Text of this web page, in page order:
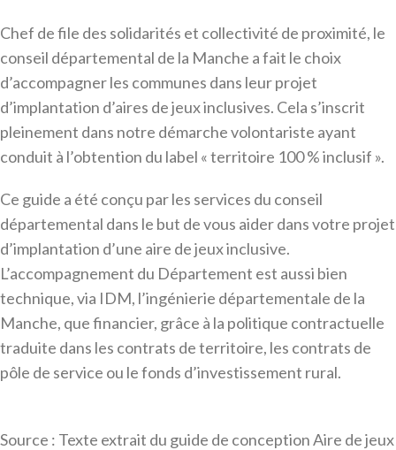
Chef de file des solidarités et collectivité de proximité, le
conseil départemental de la Manche a fait le choix
d’accompagner les communes dans leur projet
d’implantation d’aires de jeux inclusives. Cela s’inscrit
pleinement dans notre démarche volontariste ayant
conduit à l’obtention du label « territoire 100 % inclusif ».
Ce guide a été conçu par les services du conseil
départemental dans le but de vous aider dans votre projet
d’implantation d’une aire de jeux inclusive.
L’accompagnement du Département est aussi bien
technique, via IDM, l’ingénierie départementale de la
Manche, que financier, grâce à la politique contractuelle
traduite dans les contrats de territoire, les contrats de
pôle de service ou le fonds d’investissement rural.
Source : Texte extrait du guide de conception Aire de jeux